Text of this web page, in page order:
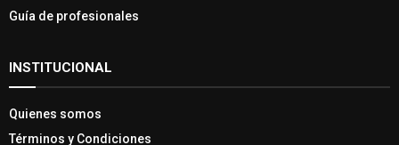
Guía de profesionales
INSTITUCIONAL
Quienes somos
Términos y Condiciones